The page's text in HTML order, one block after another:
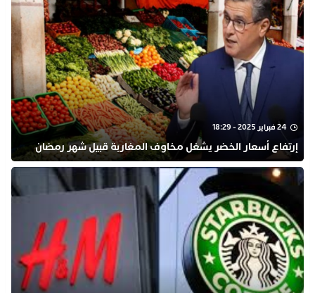
24 فبراير 2025 - 18:29
إرتفاع أسعار الخضر يشغل مخاوف المغاربة قبيل شهر رمضان